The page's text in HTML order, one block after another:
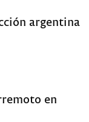
argentina
en